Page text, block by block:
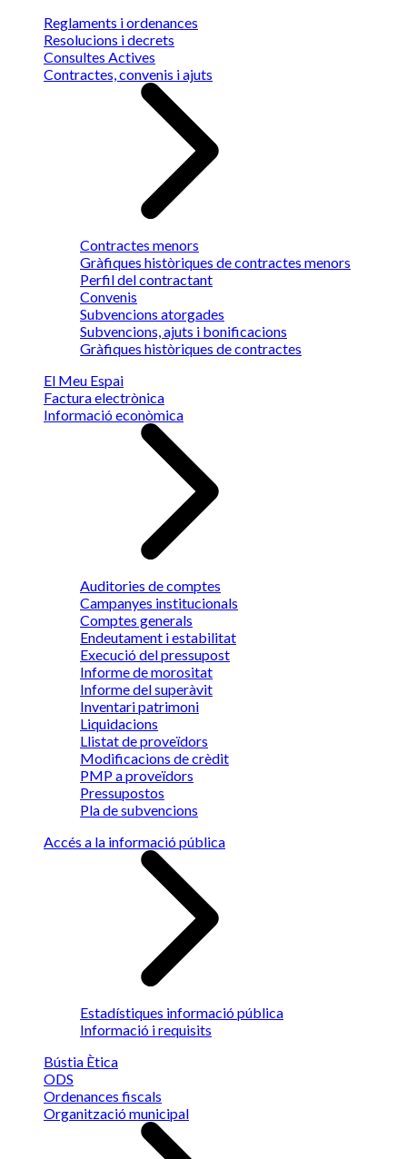
Reglaments i ordenances
Resolucions i decrets
Consultes Actives
Contractes, convenis i ajuts
Contractes menors
Gràfiques històriques de contractes menors
Perfil del contractant
Convenis
Subvencions atorgades
Subvencions, ajuts i bonificacions
Gràfiques històriques de contractes
El Meu Espai
Factura electrònica
Informació econòmica
Auditories de comptes
Campanyes institucionals
Comptes generals
Endeutament i estabilitat
Execució del pressupost
Informe de morositat
Informe del superàvit
Inventari patrimoni
Liquidacions
Llistat de proveïdors
Modificacions de crèdit
PMP a proveïdors
Pressupostos
Pla de subvencions
Accés a la informació pública
Estadístiques informació pública
Informació i requisits
Bústia Ètica
ODS
Ordenances fiscals
Organització municipal